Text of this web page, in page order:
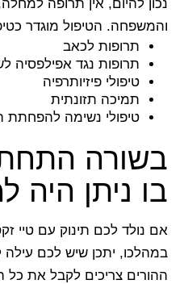
נכון להיום, אין תרופה
והמשפחה. הטיפול מוגדר
תרופות לכאב
תרופות נגד אפילפסיה
טיפולי פיזיותרפיה
תמיכה תזונתית
טיפולי נשימה להפחתת
בשורה
בו ניתן היה
אם נולד לכם תינוק עם טיי
במהלכו, יתכן שיש לכם עילה
ההורים צריכים לקבל את